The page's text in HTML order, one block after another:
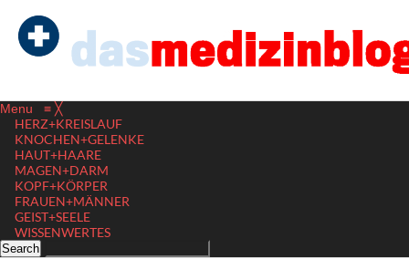
Menu ≡ ╳
HERZ+KREISLAUF
KNOCHEN+GELENKE
HAUT+HAARE
MAGEN+DARM
KOPF+KÖRPER
FRAUEN+MÄNNER
GEIST+SEELE
WISSENWERTES